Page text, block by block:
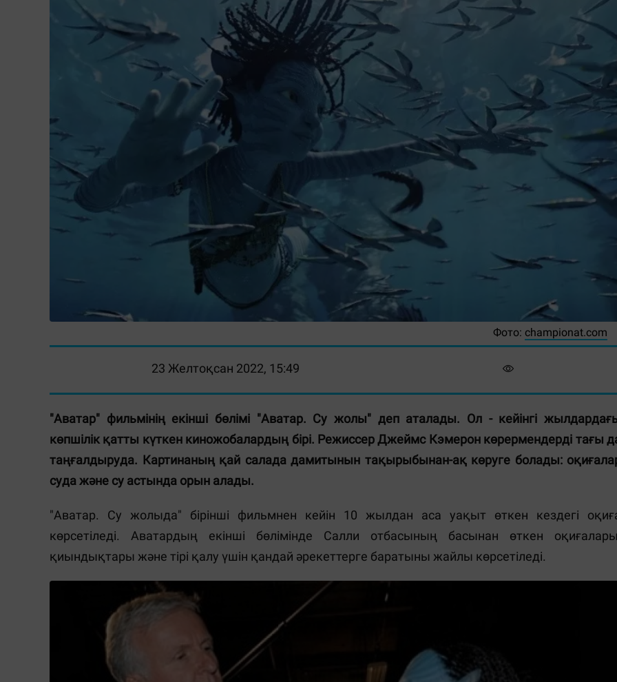
Фото: championat.com
23 Желтоқсан 2022, 15:49
"Аватар" фильмінің екінші бөлімі "Аватар. Су жолы" деп аталады. Ол - кейінгі
көпшілік қатты күткен киножобалардың бірі. Режиссер Джеймс Кэмерон көрермендерді тағы
таңғалдыруда. Картинаның қай салада дамитынын тақырыбынан-ақ көруге болады:
суда және су астында орын алады.
"Аватар. Су жолыда" бірінші фильмнен кейін 10 жылдан аса уақыт өткен кездегі
көрсетіледі. Аватардың екінші бөлімінде Салли отбасының басынан өткен
қиындықтары және тірі қалу үшін қандай әрекеттерге баратыны жайлы көрсетіледі.